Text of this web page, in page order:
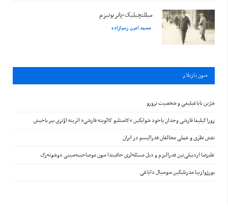
میللتچیلیک-پاتریوتیزم
محمد امین رسولزاده
سون يازيلار
شرّین بایاغیلیغی و شخصیت ترورو
زوراکیلیغا قارشی وجدان یاخود شوایگین “کاستلیو کالوینه قارشی” اثرینه اؤتری بیر باخیش
نقش نظری و عملی مخالفان فدرالیسم در ایران
علیرضا اردبیلی‌نین فدرالیزم و دیل مسئله‌لری حاقیندا سون موصاحیبه‌سینی دوشونه‌رک
بورژوازییا مدرنلیگین سوسیال دایاغی